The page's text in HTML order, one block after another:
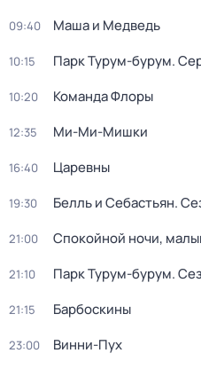
09:40 Маша и Медведь
10:15 Парк Турум-бурум.
10:20 Команда Флоры
12:35 Ми-Ми-Мишки
16:40 Царевны
19:30 Белль и Себастьян.
21:00 Спокойной ночи,
21:10 Парк Турум-бурум.
21:15 Барбоскины
23:00 Винни-Пух